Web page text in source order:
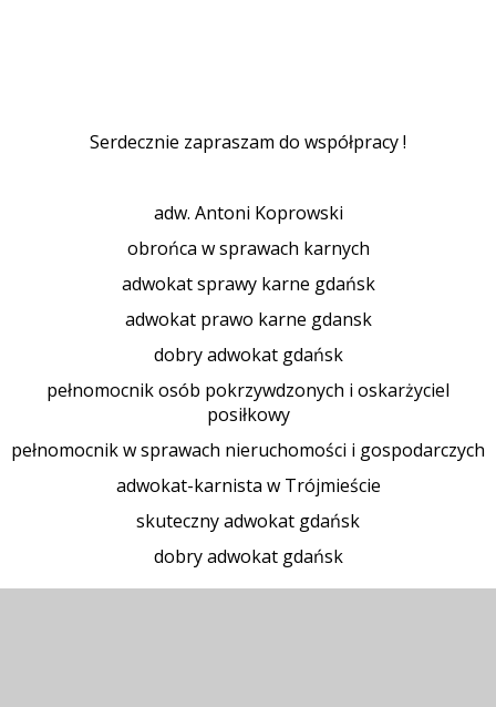
Serdecznie zapraszam do współpracy !
adw. Antoni Koprowski
obrońca w sprawach karnych
adwokat sprawy karne gdańsk
adwokat prawo karne gdansk
dobry adwokat gdańsk
pełnomocnik osób pokrzywdzonych i oskarżyciel
posiłkowy
pełnomocnik w sprawach nieruchomości i gospodarczych
adwokat-karnista w Trójmieście
skuteczny adwokat gdańsk
dobry adwokat gdańsk